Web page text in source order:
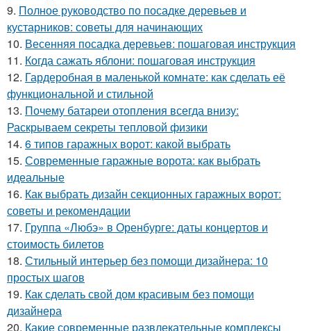
9. Полное руководство по посадке деревьев и
кустарников: советы для начинающих
10. Весенняя посадка деревьев: пошаговая инструкция
11. Когда сажать яблони: пошаговая инструкция
12. Гардеробная в маленькой комнате: как сделать её
функциональной и стильной
13. Почему батареи отопления всегда внизу:
Раскрываем секреты тепловой физики
14. 6 типов гаражных ворот: какой выбрать
15. Современные гаражные ворота: как выбрать
идеальные
16. Как выбрать дизайн секционных гаражных ворот:
советы и рекомендации
17. Группа «Любэ» в Оренбурге: даты концертов и
стоимость билетов
18. Стильный интерьер без помощи дизайнера: 10
простых шагов
19. Как сделать свой дом красивым без помощи
дизайнера
20. Какие современные развлекательные комплексы